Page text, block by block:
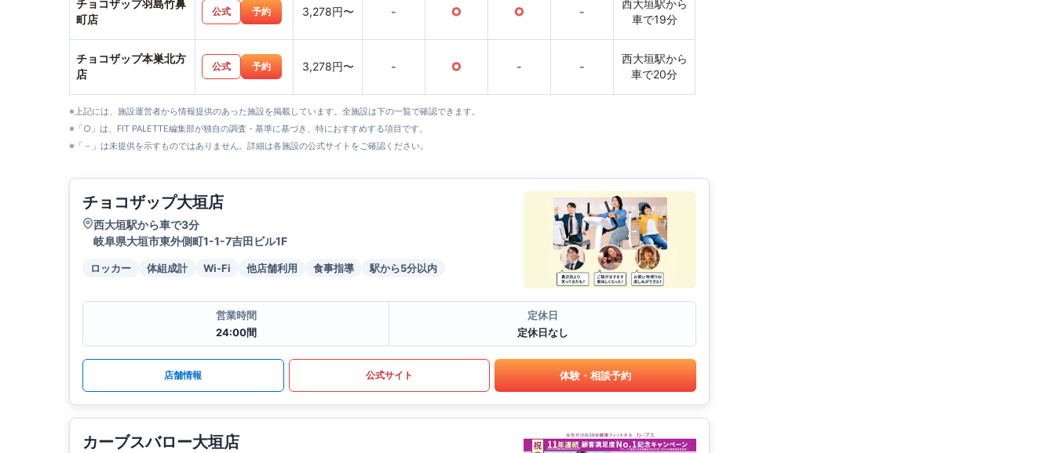
チョコザップ羽島竹鼻
町店
公式 予約 3,278円〜 - ○ ○ -
西大垣駅から
車で19分
チョコザップ本巣北方
店
公式 予約 3,278円〜 - ○ - -
西大垣駅から
車で20分
※上記には、施設運営者から情報提供のあった施設を掲載しています。全施設は下の一覧で確認できます。
※「○」は、FIT PALETTE編集部が独自の調査・基準に基づき、特におすすめする項目です。
※「－」は未提供を示すものではありません。詳細は各施設の公式サイトをご確認ください。
チョコザップ大垣店
西大垣駅から車で3分
岐阜県大垣市東外側町1-1-7吉田ビル1F
ロッカー 体組成計 Wi-Fi 他店舗利用 食事指導 駅から5分以内
営業時間
24:00間
定休日
定休日なし
店舗情報 公式サイト 体験・相談予約
カーブスバロー大垣店